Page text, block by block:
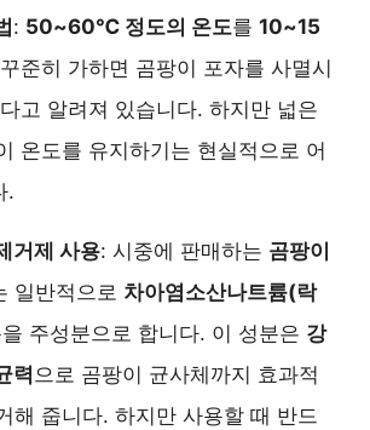
: 50~60℃ 정도의 온도를 10~15
준히 가하면 곰팡이 포자를 사멸시
고 알려져 있습니다. 하지만 넓은
온도를 유지하기는 현실적으로 어
.
거제 사용: 시중에 판매하는 곰팡이
일반적으로 차아염소산나트륨(락
주성분으로 합니다. 이 성분은 강
력으로 곰팡이 균사체까지 효과적
해 줍니다. 하지만 사용할 때 반드